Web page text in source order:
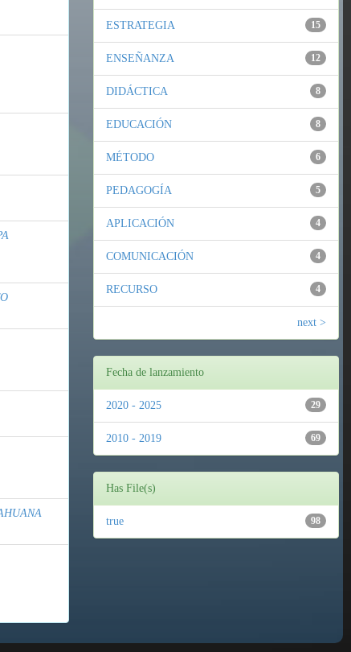
15
ESTRATEGIA
12
ENSEÑANZA
8
DIDÁCTICA
8
EDUCACIÓN
6
MÉTODO
5
PEDAGOGÍA
4
APLICACIÓN
4
COMUNICACIÓN
4
RECURSO
next >
Fecha de lanzamiento
29
2020 - 2025
69
2010 - 2019
Has File(s)
98
true